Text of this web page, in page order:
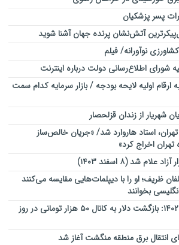
پسر پزشکیان
نوآورانه/ فیلم
شورای اطلاع‌رسانی دولت درباره اینترنت
اولیه لایحه بودجه / بازار سرمایه کدام سمت
استاد هاروارد شد/ «جریان خالص‌ساز
تهران اخراج کرد»
شد (۸ اسفند ۱۴۰۳)
ظریف؛ او را با دیپلمات‌هایی مقایسه می‌کنند
بخوانند
قیمت‌های امروز ۲ دی ۱۴۰۲: بازگشت دلار به کانال ۵۰ هزار تومانی در روز
انتقال برق منطقه منگشت آغاز شد